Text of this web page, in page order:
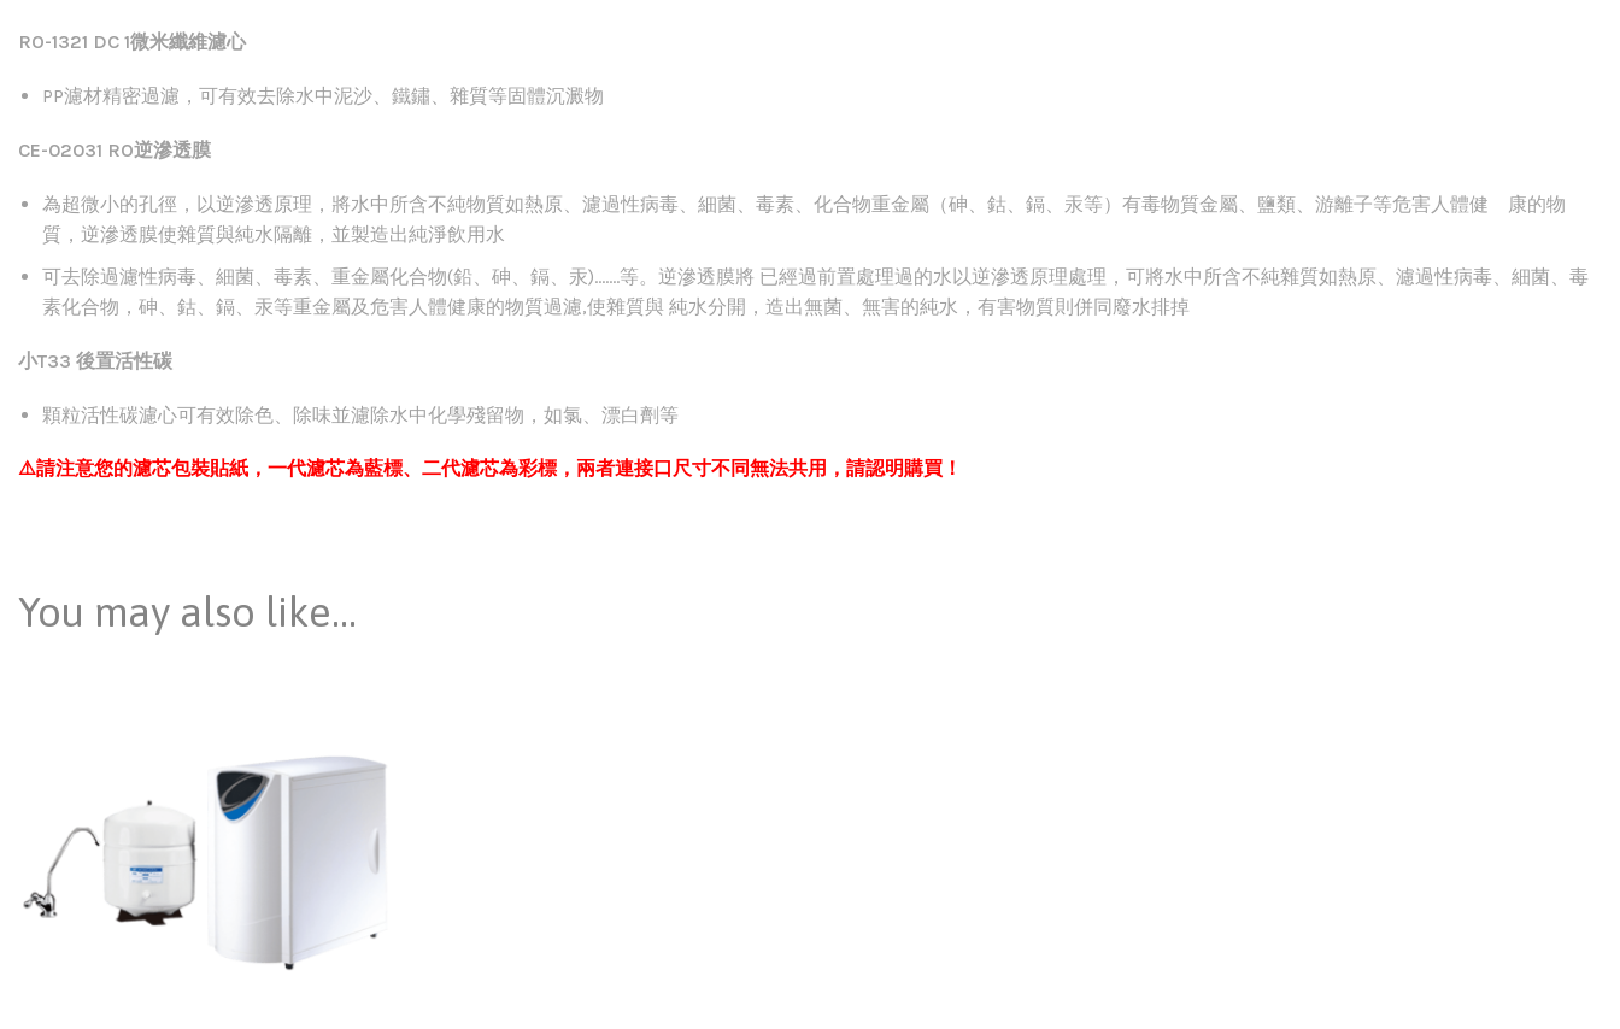
RO-1321 DC 1微米纖維濾心
PP濾材精密過濾，可有效去除水中泥沙、鐵鏽、雜質等固體沉澱物
CE-02031 RO逆滲透膜
為超微小的孔徑，以逆滲透原理，將水中所含不純物質如熱原、濾過性病毒、細菌、毒素、化合物重金屬（砷、鈷、鎘、汞等）有毒物質金屬、鹽類、游離子等危害人體健 康的物
質，逆滲透膜使雜質與純水隔離，並製造出純淨飲用水
可去除過濾性病毒、細菌、毒素、重金屬化合物(鉛、砷、鎘、汞)…….等。逆滲透膜將 已經過前置處理過的水以逆滲透原理處理，可將水中所含不純雜質如熱原、濾過性病毒、細菌、毒
素化合物，砷、鈷、鎘、汞等重金屬及危害人體健康的物質過濾,使雜質與 純水分開，造出無菌、無害的純水，有害物質則併同廢水排掉
小T33 後置活性碳
顆粒活性碳濾心可有效除色、除味並濾除水中化學殘留物，如氯、漂白劑等
⚠️請注意您的濾芯包裝貼紙，一代濾芯為藍標、二代濾芯為彩標，兩者連接口尺寸不同無法共用，請認明購買！
You may also like…